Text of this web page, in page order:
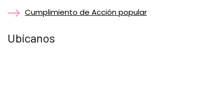
Cumplimiento de Acción popular
Ubícanos